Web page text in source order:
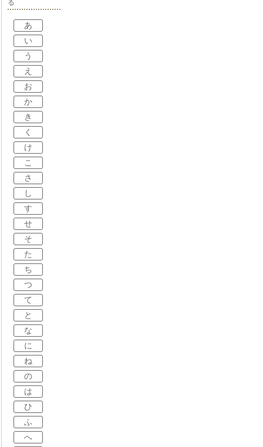
る
あ
い
う
え
お
か
き
く
け
こ
さ
し
す
せ
そ
た
ち
つ
て
と
な
に
ね
の
は
ひ
ふ
へ